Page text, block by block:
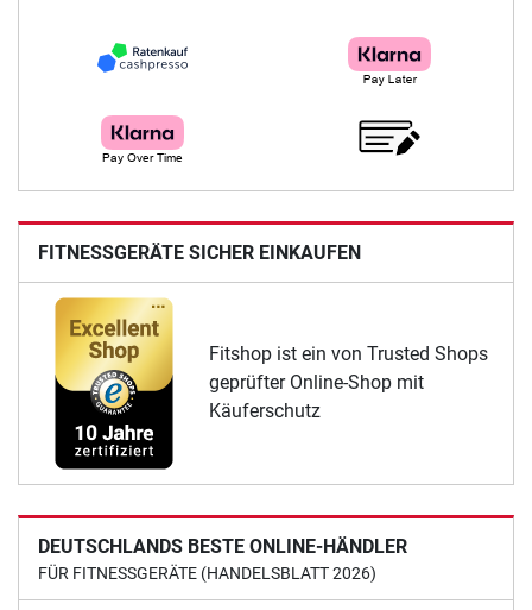
FITNESSGERÄTE SICHER EINKAUFEN
Fitshop ist ein von Trusted Shops
geprüfter Online-Shop mit
Käuferschutz
DEUTSCHLANDS BESTE ONLINE-HÄNDLER
FÜR FITNESSGERÄTE (HANDELSBLATT 2026)